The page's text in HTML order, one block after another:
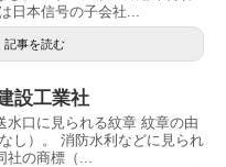
日本信号の子会社...
記事を読む
設工業社
水口に見られる紋章 紋章の由
し）。 消防水利などに見られ
社の商標（...